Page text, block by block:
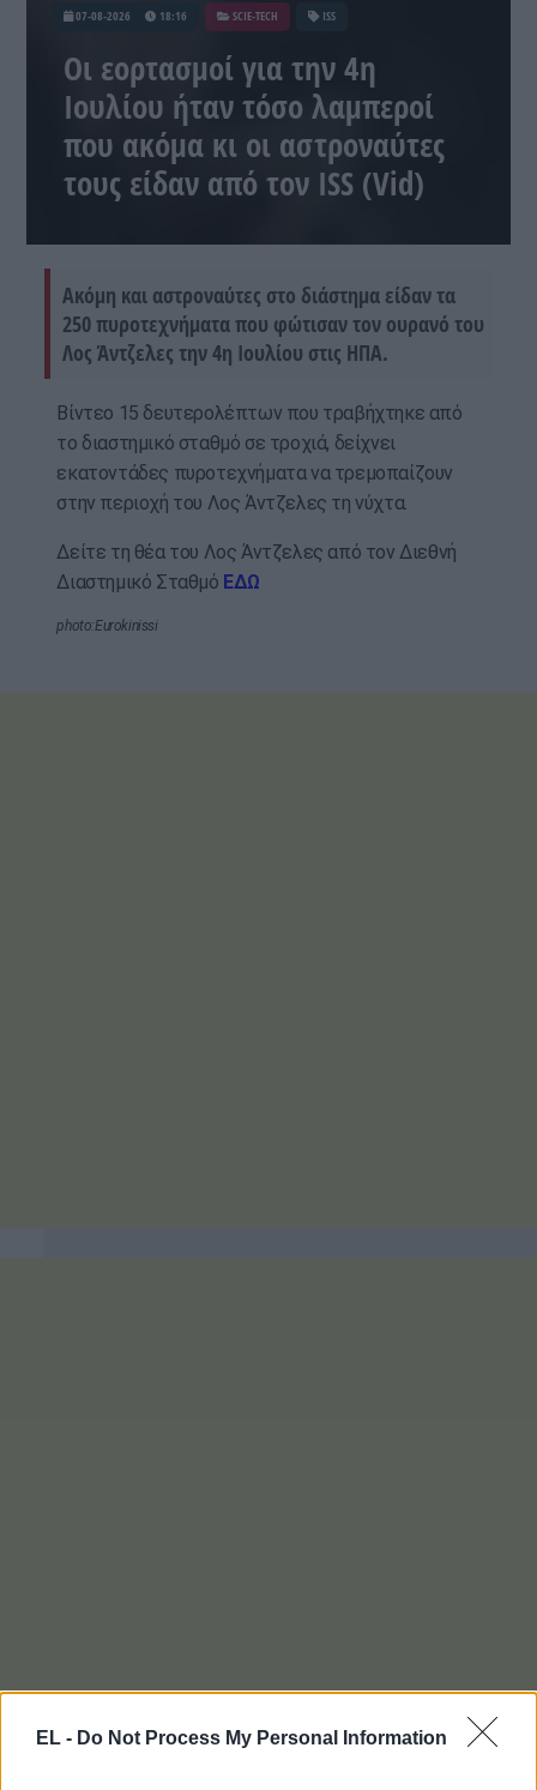
EL - Do Not Process My Personal Information
07-08-2026 18:16 SCIE-TECH ISS
Οι εορτασμοί για την 4η
Ιουλίου ήταν τόσο λαμπεροί
που ακόμα κι οι αστροναύτες
τους είδαν από τον ISS (Vid)
Ακόμη και αστροναύτες στο διάστημα είδαν τα
250 πυροτεχνήματα που φώτισαν τον ουρανό του
Λος Άντζελες την 4η Ιουλίου στις ΗΠΑ.
Βίντεο 15 δευτερολέπτων που τραβήχτηκε από
το διαστημικό σταθμό σε τροχιά, δείχνει
εκατοντάδες πυροτεχνήματα να τρεμοπαίζουν
στην περιοχή του Λος Άντζελες τη νύχτα.
Δείτε τη θέα του Λος Άντζελες από τον Διεθνή
Διαστημικό Σταθμό ΕΔΩ
photo:Eurokinissi